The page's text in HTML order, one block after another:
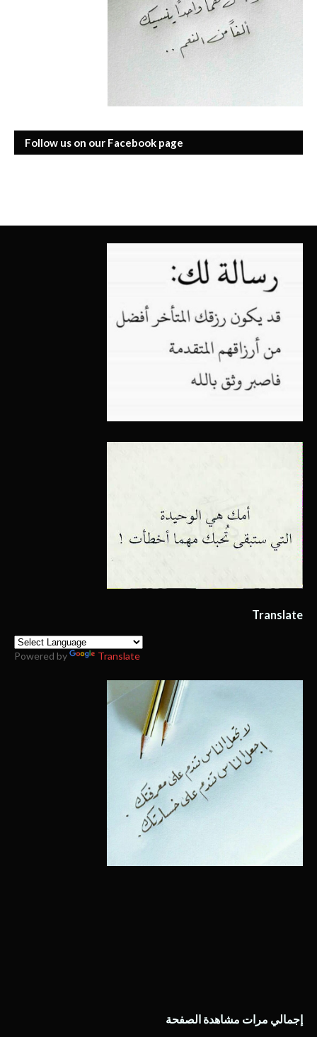
Follow us on our Facebook page
Translate
Powered by Translate
إجمالي مرات مشاهدة الصفحة